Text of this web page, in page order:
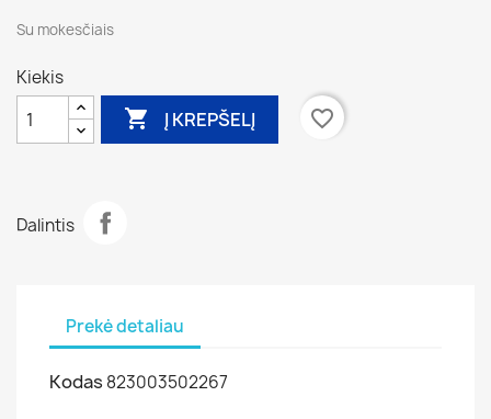
Su mokesčiais
Kiekis
 Į KREPŠELĮ favorite_border
Dalintis
Prekė detaliau
Kodas 823003502267